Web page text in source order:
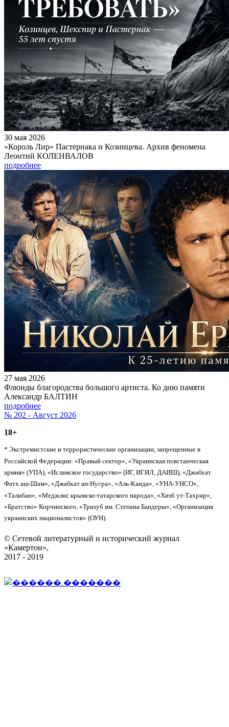
30 мая 2026
«Король Лир» Пастернака и Козинцева. Архив феномена
Леонтий КОЛЕНВАЛОВ
подробнее
27 мая 2026
Флюиды благородства большого артиста. Ко дню памяти
Александр БАЛТИН
подробнее
№ 202 - Август 2026
18+
* Экстремистские и террористические организации, запрещенные в
Российской Федерации: «Правый сектор», «Украинская повстанческая
армия» (УПА), «Исламское государство» (ИГ, ИГИЛ, ДАИШ), «Джабхат
Фатх аш-Шам», «Джабхат ан-Нусра», «Аль-Каида», «УНА-УНСО»,
«Талибан», «Меджлис крымско-татарского народа», «Хизб ут-Тахрир»,
«Братство» Корчинского, «Тризуб им. Степана Бандеры», «Организация
украинских националистов» (ОУН).
© Сетевой литературный и исторический журнал
«Камертон»,
2017 - 2019